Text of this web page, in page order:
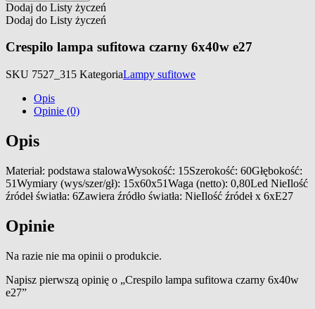
Dodaj do Listy życzeń
Dodaj do Listy życzeń
Crespilo lampa sufitowa czarny 6x40w e27
SKU 7527_315 KategoriaLampy sufitowe
Opis
Opinie (0)
Opis
Materiał: podstawa stalowaWysokość: 15Szerokość: 60Głębokość:
51Wymiary (wys/szer/gł): 15x60x51Waga (netto): 0,80Led NieIlość
źródeł światła: 6Zawiera źródło światła: NieIlość źródeł x 6xE27
Opinie
Na razie nie ma opinii o produkcie.
Napisz pierwszą opinię o „Crespilo lampa sufitowa czarny 6x40w
e27”